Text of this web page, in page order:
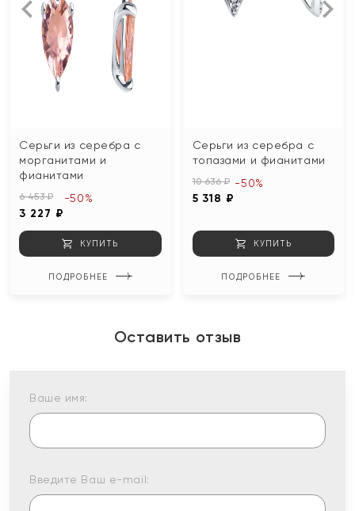
Серьги из серебра с
морганитами и
фианитами
6 453 ₽
3 227 ₽
-50%
КУПИТЬ
ПОДРОБНЕЕ
Серьги из серебра с
топазами и фианитами
10 636 ₽
5 318 ₽
-50%
КУПИТЬ
ПОДРОБНЕЕ
Оставить отзыв
Ваше имя:
Введите Ваш e-mail: